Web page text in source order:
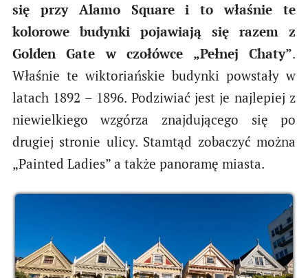
się przy Alamo Square i to właśnie te
kolorowe budynki pojawiają się razem z
Golden Gate w czołówce „Pełnej Chaty”.
Właśnie te wiktoriańskie budynki powstały w
latach 1892 – 1896. Podziwiać jest je najlepiej z
niewielkiego wzgórza znajdującego się po
drugiej stronie ulicy. Stamtąd zobaczyć można
„Painted Ladies” a także panoramę miasta.